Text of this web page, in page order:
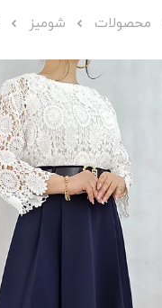
محصولات شومیز